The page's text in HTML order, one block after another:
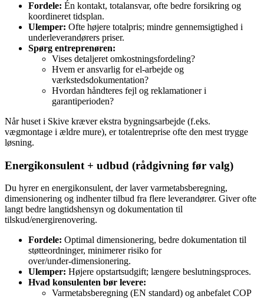
Fordele: Én kontakt, totalansvar, ofte bedre forsikring og
koordineret tidsplan.
Ulemper: Ofte højere totalpris; mindre gennemsigtighed i
underleverandørers priser.
Spørg entreprenøren:
Vises detaljeret omkostningsfordeling?
Hvem er ansvarlig for el‑arbejde og
værkstedsdokumentation?
Hvordan håndteres fejl og reklamationer i
garantiperioden?
Når huset i Skive kræver ekstra bygningsarbejde (f.eks.
vægmontage i ældre mure), er totalentreprise ofte den mest trygge
løsning.
Energikonsulent + udbud (rådgivning før valg)
Du hyrer en energikonsulent, der laver varmetabsberegning,
dimensionering og indhenter tilbud fra flere leverandører. Giver ofte
langt bedre langtidshensyn og dokumentation til
tilskud/energirenovering.
Fordele: Optimal dimensionering, bedre dokumentation til
støtteordninger, minimerer risiko for
over/under‑dimensionering.
Ulemper: Højere opstartsudgift; længere beslutningsproces.
Hvad konsulenten bør levere:
Varmetabsberegning (EN standard) og anbefalet COP